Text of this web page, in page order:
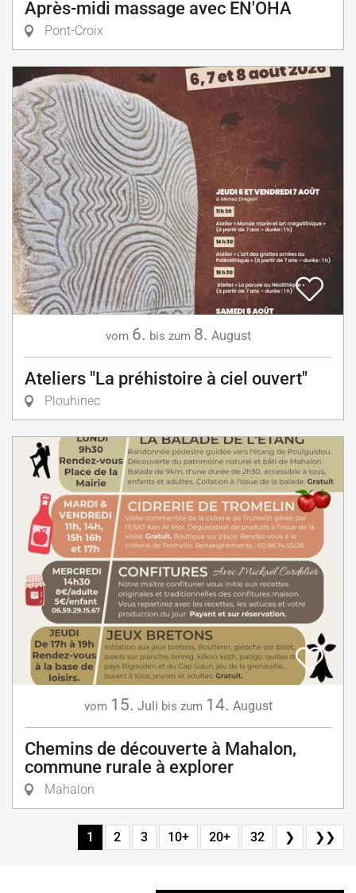
Après-midi massage avec EN'OHA
Pont-Croix
vom 6. bis zum 8. August
Ateliers "La préhistoire à ciel ouvert"
Plouhinec
vom 15. Juli bis zum 14. August
Chemins de découverte à Mahalon,
commune rurale à explorer
Mahalon
1 2 3 10+ 20+ 32 ❯ ❯❯